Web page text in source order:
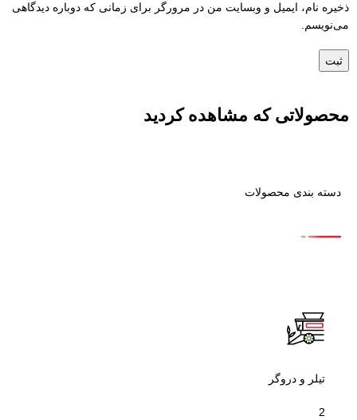
ذخیره نام، ایمیل و وبسایت من در مرورگر برای زمانی که دوباره دیدگاهی
می‌نویسم.
محصولاتی که مشاهده کردید
دسته بندی محصولات
تیلر و دروگر
2